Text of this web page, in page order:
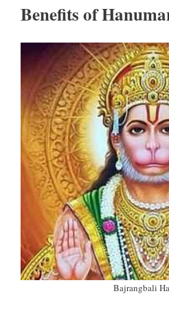
Benefits of
Bajrangbali